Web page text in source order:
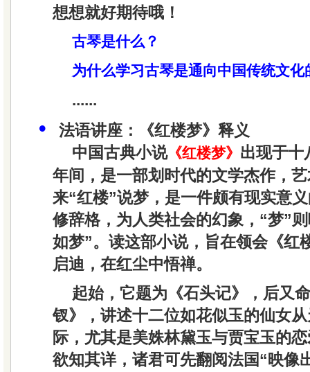
想想就好期待哦！
古琴是什么？
为什么学习古琴是通向中国传统文化
......
•
法语讲座：《红楼梦》释义
中国古典小说《红楼梦》 出现于十
年间，是一部划时代的文学杰作，
来“红楼”说梦，是一件颇有现实意
修辞格，为人类社会的幻象，“梦”
如梦”。读这部小说，旨在领会《红
启迪，在红尘中悟禅。
起始，它题为《石头记》，后又
钗》，讲述十二位如花似玉的仙女
际，尤其是美姝林黛玉与贾宝玉的
欲知其详，诸君可先翻阅法国“映像